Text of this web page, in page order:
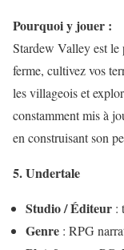
Pourquoi y jouer :
Stardew Valley est le
ferme, cultivez vos
les villageois et
constamment mis à
en construisant son
5. Undertale
Studio / Éditeur :
Genre : RPG